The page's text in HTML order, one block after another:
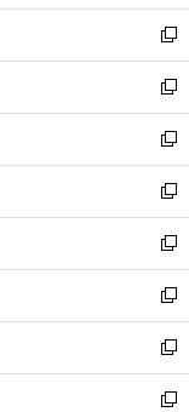
し
い
ウ
ィ
ン
ド
ウ
で
開
く
新
し
い
ウ
ィ
ン
ド
ウ
で
開
く
新
し
い
ウ
ィ
ン
ド
ウ
で
開
く
新
し
い
ウ
ィ
ン
ド
ウ
で
開
く
新
し
い
ウ
ィ
ン
ド
ウ
で
新
し
い
ウ
ィ
ン
ド
新
し
い
ウ
ィ
新
し
い
新